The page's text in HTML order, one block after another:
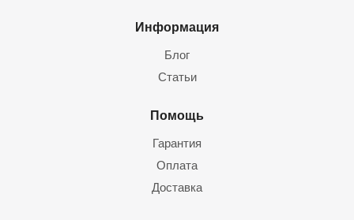
Информация
Блог
Статьи
Помощь
Гарантия
Оплата
Доставка